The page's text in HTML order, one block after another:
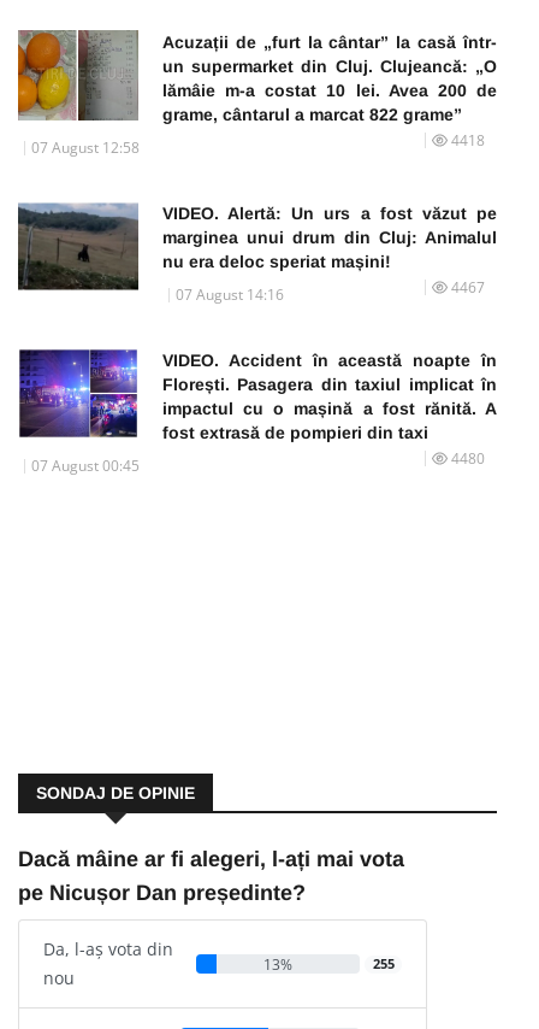
Acuzații de „furt la cântar” la casă într-
un supermarket din Cluj. Clujeancă: „O
lămâie m-a costat 10 lei. Avea 200 de
grame, cântarul a marcat 822 grame”
07 August 12:58 4418
VIDEO. Alertă: Un urs a fost văzut pe
marginea unui drum din Cluj: Animalul
nu era deloc speriat mașini!
07 August 14:16 4467
VIDEO. Accident în această noapte în
Florești. Pasagera din taxiul implicat în
impactul cu o mașină a fost rănită. A
fost extrasă de pompieri din taxi
07 August 00:45 4480
SONDAJ DE OPINIE
Dacă mâine ar fi alegeri, l-ați mai vota
pe Nicușor Dan președinte?
Da, l-aș vota din
nou
13% 255